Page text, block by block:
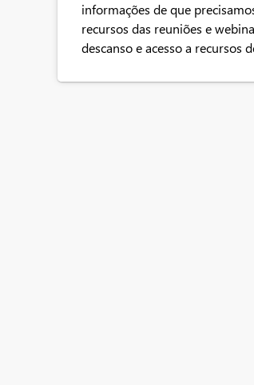
informações de que
recursos das reuniões e
descanso e acesso a recursos